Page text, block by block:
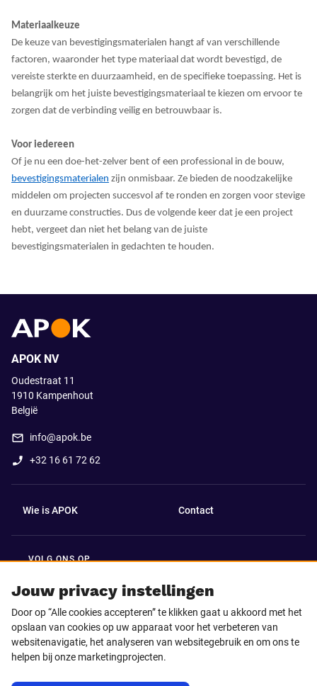
Materiaalkeuze
De keuze van bevestigingsmaterialen hangt af van verschillende
factoren, waaronder het type materiaal dat wordt bevestigd, de
vereiste sterkte en duurzaamheid, en de specifieke toepassing. Het is
belangrijk om het juiste bevestigingsmateriaal te kiezen om ervoor te
zorgen dat de verbinding veilig en betrouwbaar is.
Voor iedereen
Of je nu een doe-het-zelver bent of een professional in de bouw,
bevestigingsmaterialen zijn onmisbaar. Ze bieden de noodzakelijke
middelen om projecten succesvol af te ronden en zorgen voor stevige
en duurzame constructies. Dus de volgende keer dat je een project
hebt, vergeet dan niet het belang van de juiste
bevestigingsmaterialen in gedachten te houden.
Jouw privacy instellingen
Door op “Alle cookies accepteren” te klikken gaat u akkoord met het
opslaan van cookies op uw apparaat voor het verbeteren van
websitenavigatie, het analyseren van websitegebruik en om ons te
helpen bij onze marketingprojecten.
APOK NV
Oudestraat 11
1910 Kampenhout
België
info@apok.be
+32 16 61 72 62
Wie is APOK Contact
VOLG ONS OP
Facebook
Instagram TikTok